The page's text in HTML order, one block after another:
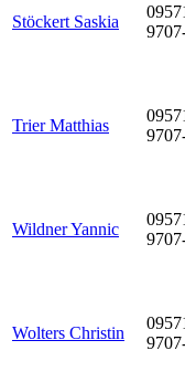
Stöckert Saskia
Trier Matthias
Wildner Yannic
Wolters Christin